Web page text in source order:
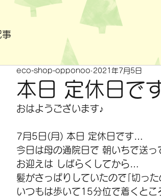
事
本日 定休日で
eco-shop-opponoo 2021年7月5日
おはようございます♪
7月5日(月) 本日 定休日です…
今日は母の通院日で 朝いちで送っ
お迎えは しばらくしてから…
髪がさっぱりしていたので｢切った
いつもは歩いて15分位で着くとこ